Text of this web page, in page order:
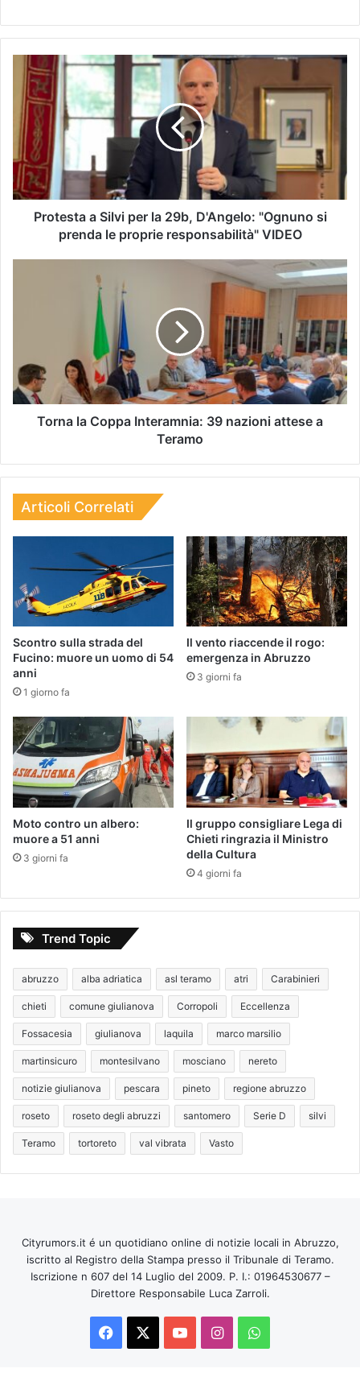
Protesta a Silvi per la 29b, D'Angelo: "Ognuno si
prenda le proprie responsabilità" VIDEO
Torna la Coppa Interamnia: 39 nazioni attese a
Teramo
Articoli Correlati
Scontro sulla strada del
Fucino: muore un uomo di 54
anni
1 giorno fa
Il vento riaccende il rogo:
emergenza in Abruzzo
3 giorni fa
Moto contro un albero:
muore a 51 anni
3 giorni fa
Il gruppo consigliare Lega di
Chieti ringrazia il Ministro
della Cultura
4 giorni fa
Trend Topic
abruzzo alba adriatica asl teramo atri Carabinieri
chieti comune giulianova Corropoli Eccellenza
Fossacesia giulianova laquila marco marsilio
martinsicuro montesilvano mosciano nereto
notizie giulianova pescara pineto regione abruzzo
roseto roseto degli abruzzi santomero Serie D silvi
Teramo tortoreto val vibrata Vasto
Cityrumors.it é un quotidiano online di notizie locali in Abruzzo,
iscritto al Registro della Stampa presso il Tribunale di Teramo.
Iscrizione n 607 del 14 Luglio del 2009. P. I.: 01964530677 –
Direttore Responsabile Luca Zarroli.
Facebook
You InstagramWhatsApp